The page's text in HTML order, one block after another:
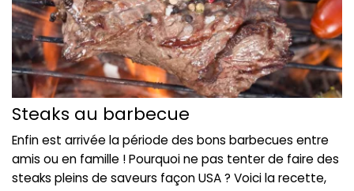
Steaks au barbecue
Enfin est arrivée la période des bons barbecues entre
amis ou en famille ! Pourquoi ne pas tenter de faire des
steaks pleins de saveurs façon USA ? Voici la recette,